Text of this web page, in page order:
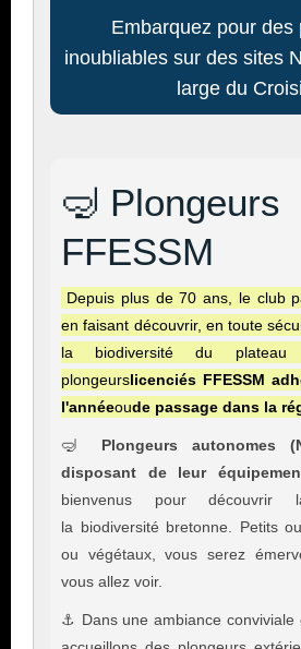
Embarquez pour des
inoubliables sur des sites
large du
🤿 Plongeurs
FFESSM
Depuis plus de 70 ans, le club
en faisant découvrir, en toute
la biodiversité du
plongeurslicenciés FFESSM
l'annéeoude passage dans la
🤿 Plongeurs autonomes
disposant de leur
bienvenus pour découvrir
la biodiversité bretonne. Petits
ou végétaux, vous serez
vous allez voir.
⚓ Dans une ambiance